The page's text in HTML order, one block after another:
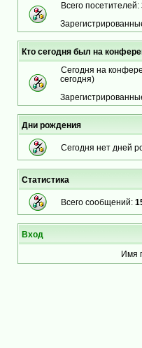
Всего посетителей:
Кто сегодня был на
Сегодня на
сегодня)
Дни рождения
Сегодня нет дней
Статистика
Всего сообщений:
Вход
Имя